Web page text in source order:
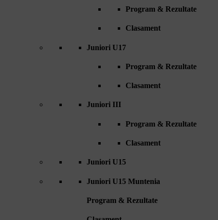
Program & Rezultate
Clasament
Juniori U17
Program & Rezultate
Clasament
Juniori III
Program & Rezultate
Clasament
Juniori U15
Juniori U15 Muntenia
Program & Rezultate